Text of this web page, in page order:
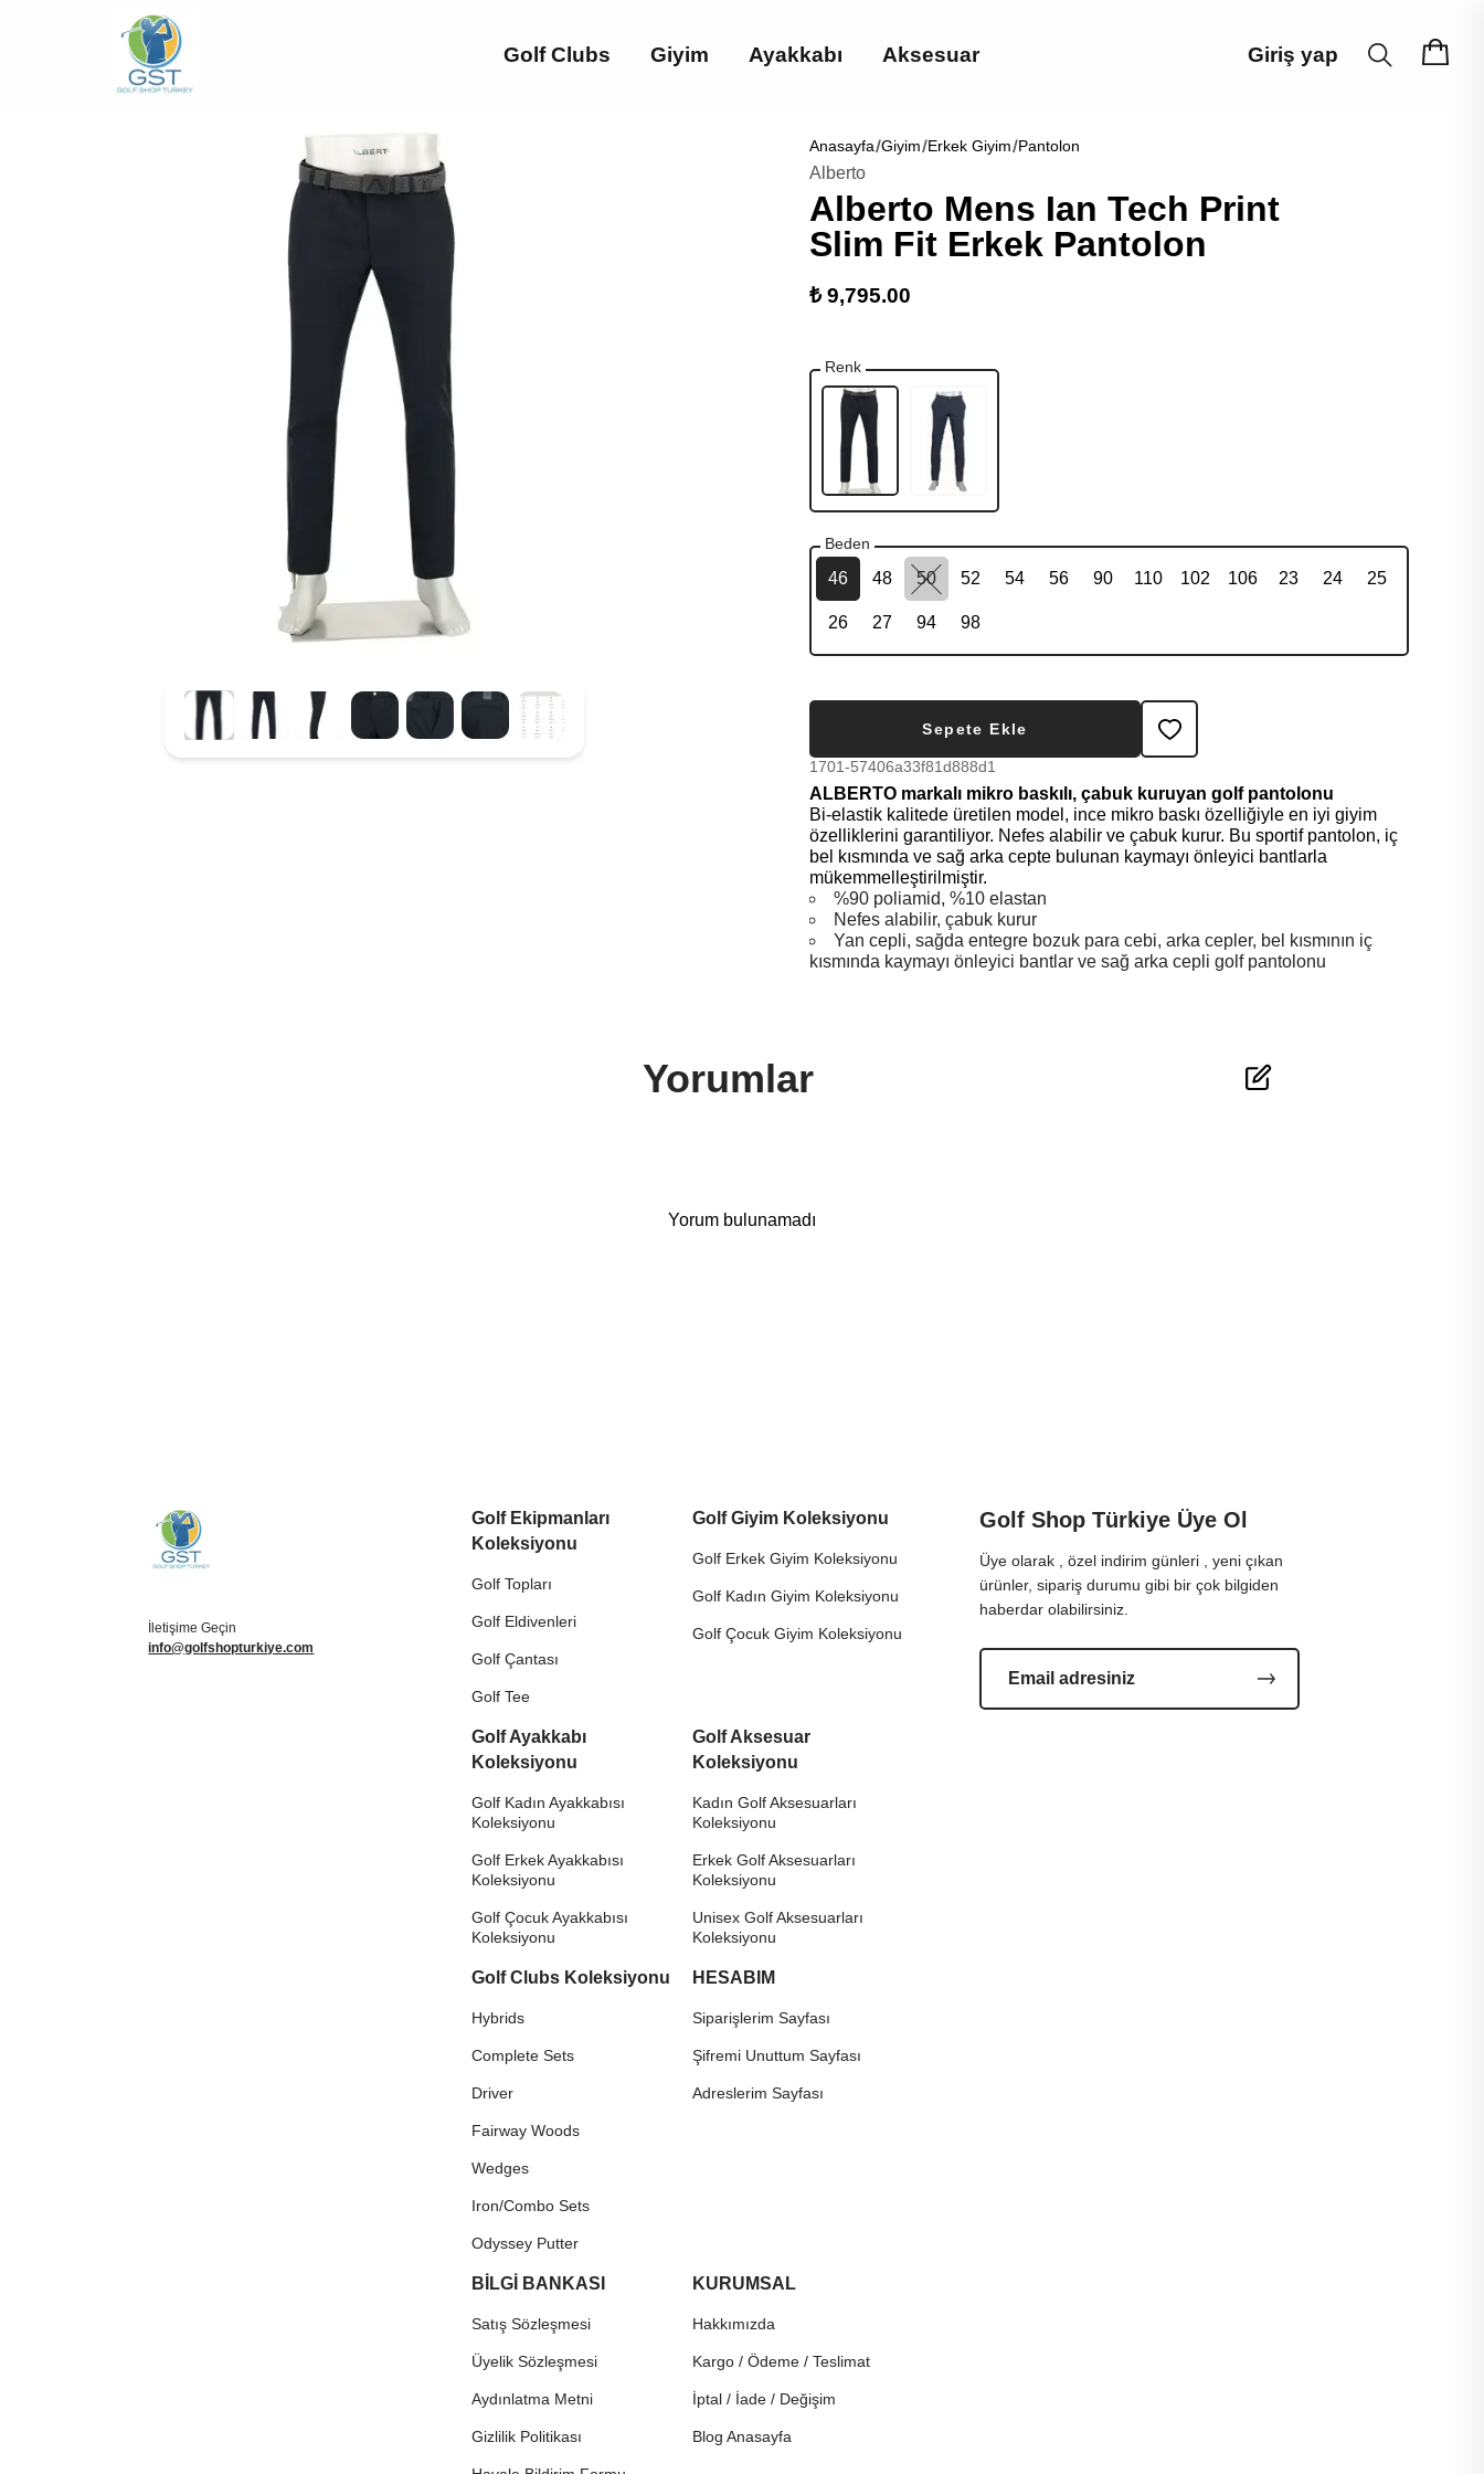
Golf Clubs Giyim Ayakkabı Aksesuar Giriş yap
Anasayfa Giyim Erkek Giyim Pantolon
Alberto
Alberto Mens Ian Tech Print
Slim Fit Erkek Pantolon
₺ 9,795.00
Renk
Beden
46 48 50 52 54 56 90 110 102 106 23 24 25
26 27 94 98
Sepete Ekle
1701-57406a33f81d888d1
ALBERTO markalı mikro baskılı, çabuk kuruyan golf pantolonu
Bi-elastik kalitede üretilen model, ince mikro baskı özelliğiyle en iyi giyim
özelliklerini garantiliyor. Nefes alabilir ve çabuk kurur. Bu sportif pantolon, iç
bel kısmında ve sağ arka cepte bulunan kaymayı önleyici bantlarla
mükemmelleştirilmiştir.
%90 poliamid, %10 elastan
Nefes alabilir, çabuk kurur
Yan cepli, sağda entegre bozuk para cebi, arka cepler, bel kısmının iç
kısmında kaymayı önleyici bantlar ve sağ arka cepli golf pantolonu
Yorumlar
Yorum bulunamadı
İletişime Geçin
info@golfshopturkiye.com
Golf Ekipmanları
Koleksiyonu
Golf Topları
Golf Eldivenleri
Golf Çantası
Golf Tee
Golf Giyim Koleksiyonu
Golf Erkek Giyim Koleksiyonu
Golf Kadın Giyim Koleksiyonu
Golf Çocuk Giyim Koleksiyonu
Golf Ayakkabı
Koleksiyonu
Golf Kadın Ayakkabısı
Koleksiyonu
Golf Erkek Ayakkabısı
Koleksiyonu
Golf Çocuk Ayakkabısı
Koleksiyonu
Golf Aksesuar
Koleksiyonu
Kadın Golf Aksesuarları
Koleksiyonu
Erkek Golf Aksesuarları
Koleksiyonu
Unisex Golf Aksesuarları
Koleksiyonu
Golf Clubs Koleksiyonu
Hybrids
Complete Sets
Driver
Fairway Woods
Wedges
Iron/Combo Sets
Odyssey Putter
HESABIM
Siparişlerim Sayfası
Şifremi Unuttum Sayfası
Adreslerim Sayfası
BİLGİ BANKASI
Satış Sözleşmesi
Üyelik Sözleşmesi
Aydınlatma Metni
Gizlilik Politikası
KURUMSAL
Hakkımızda
Kargo / Ödeme / Teslimat
İptal / İade / Değişim
Blog Anasayfa
Golf Shop Türkiye Üye Ol
Üye olarak , özel indirim günleri , yeni çıkan
ürünler, sipariş durumu gibi bir çok bilgiden
haberdar olabilirsiniz.